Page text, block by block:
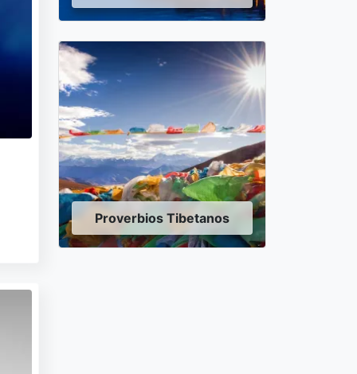
Proverbios Tibetanos